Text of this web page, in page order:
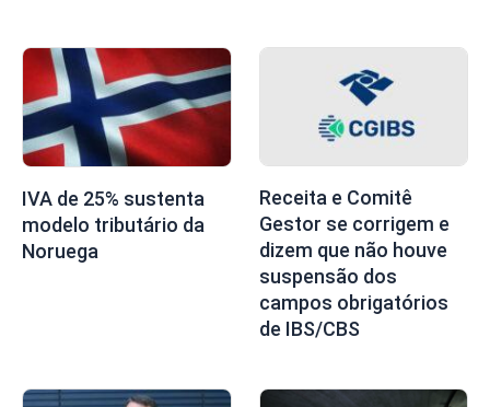
IVA de 25% sustenta
modelo tributário da
Noruega
Receita e Comitê
Gestor se corrigem e
dizem que não houve
suspensão dos
campos obrigatórios
de IBS/CBS